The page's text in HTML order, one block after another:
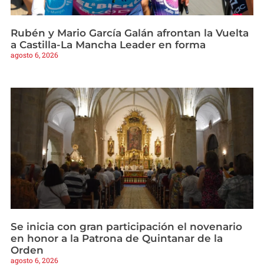
Rubén y Mario García Galán afrontan la Vuelta
a Castilla-La Mancha Leader en forma
agosto 6, 2026
Se inicia con gran participación el novenario
en honor a la Patrona de Quintanar de la
Orden
agosto 6, 2026